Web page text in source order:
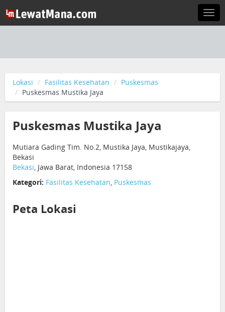
Lokasi Fasilitas Kesehatan
Puskesmas
Puskesmas Mustika Jaya
Puskesmas Mustika Jaya
Mutiara Gading Tim. No.2, Mustika Jaya, Mustikajaya,
Bekasi
Bekasi, Jawa Barat, Indonesia 17158
Kategori: Fasilitas Kesehatan, Puskesmas
Peta Lokasi